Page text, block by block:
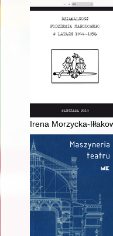
Irena Morzycka-